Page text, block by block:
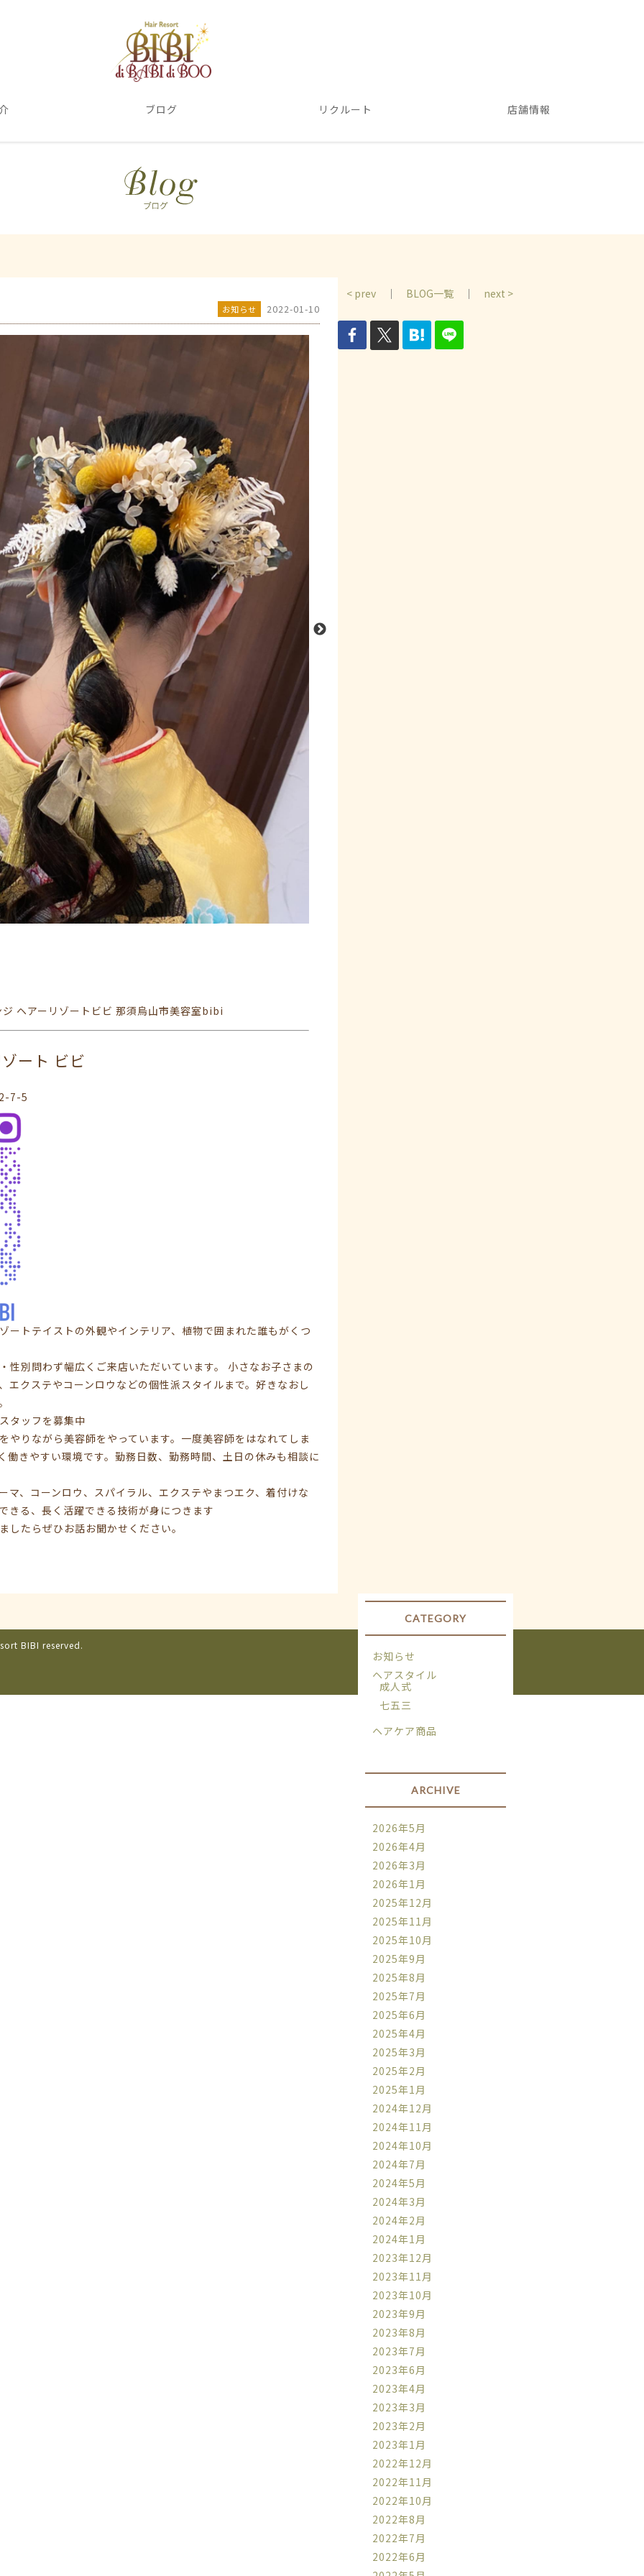
ブログ リクルート 店舗情報
お知らせ 2022-01-10
ヘアーリゾートビビ 那須烏山市美容室bibi
ート ビビ
7-5
トテイストの外観やインテリア、植物で囲まれた誰もがくつ
性別問わず幅広くご来店いただいています。 小さなお子さまの
エクステやコーンロウなどの個性派スタイルまで。好きなおし
タッフを募集中
やりながら美容師をやっています。一度美容師をはなれてしま
働きやすい環境です。勤務日数、勤務時間、土日の休みも相談に
マ、コーンロウ、スパイラル、エクステやまつエク、着付けな
きる、長く活躍できる技術が身につきます
したらぜひお話お聞かせください。
< prev ｜ BLOG一覧 ｜ next >
CATEGORY
お知らせ
ヘアスタイル
成人式
七五三
ヘアケア商品
ARCHIVE
2026年5月
2026年4月
2026年3月
2026年1月
2025年12月
2025年11月
2025年10月
2025年9月
2025年8月
2025年7月
2025年6月
2025年4月
2025年3月
2025年2月
2025年1月
2024年12月
2024年11月
2024年10月
2024年7月
2024年5月
2024年3月
2024年2月
2024年1月
2023年12月
2023年11月
2023年10月
2023年9月
2023年8月
2023年7月
2023年6月
2023年4月
2023年3月
2023年2月
2023年1月
2022年12月
2022年11月
2022年10月
2022年8月
2022年7月
2022年6月
BIBI reserved.